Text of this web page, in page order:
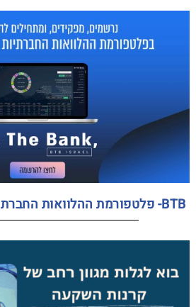
BTB- פלטפורמת ההלוואות החברתיות המובילה בישראל